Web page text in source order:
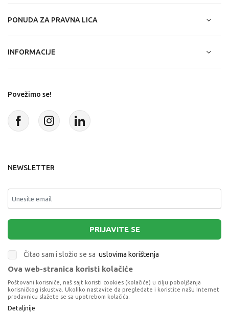
PONUDA ZA PRAVNA LICA
INFORMACIJE
Povežimo se!
NEWSLETTER
PRIJAVITE SE
Čitao sam i složio se sa uslovima korištenja
Terms of Service
apply.
Ova web-stranica koristi kolačiće
Poštovani korisniče, naš sajt koristi cookies (kolačiće) u cilju poboljšanja
korisničkog iskustva. Ukoliko nastavite da pregledate i koristite našu Internet
prodavnicu slažete se sa upotrebom kolačića.
Detaljnije